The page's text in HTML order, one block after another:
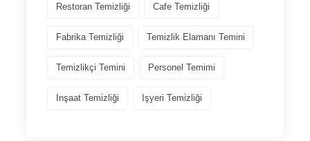
Restoran Temizliği Cafe Temizliği
Fabrika Temizliği Temizlik Elamanı Temini
Temizlikçi Temini Personel Temimi
Inşaat Temizliği Işyeri Temizliği